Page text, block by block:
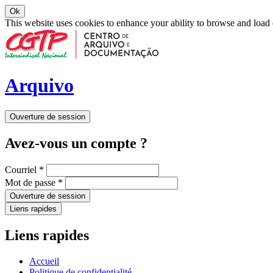
Ok
This website uses cookies to enhance your ability to browse and load
Arquivo
Ouverture de session
Avez-vous un compte ?
Courriel *
Mot de passe *
Ouverture de session
Liens rapides
Liens rapides
Accueil